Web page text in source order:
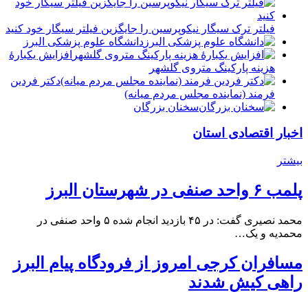
فیلتر ترک سیگار نیکوپرسین را جایگزین فیلتر سیگار خود کنید
دانشگاه علوم پزشکی البرز
افزایش یکبارۀ
هزینه پارکینگ متروی گلشهر
دكتر فردين
فرمند (نماينده مجلس مردم میانه)
سخنان بزرگان
اخبار اقتصادی استان
بیشتر
پلمب ۶ واحد صنفی در شهرستان البرز
محمد نصیری گفت: در ۴۵ بازدید انجام شده ۵ واحد صنفی در
محمدیه و یک…
مسافران کرجی امروز از فرودگاه پیام البرز
راهی کیش شدند